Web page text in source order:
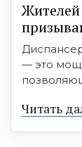
— это
Читать